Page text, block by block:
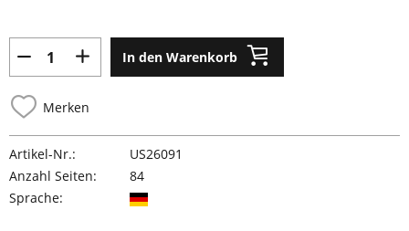
In den Warenkorb
Merken
Artikel-Nr.:
US26091
Anzahl Seiten:
84
Sprache: